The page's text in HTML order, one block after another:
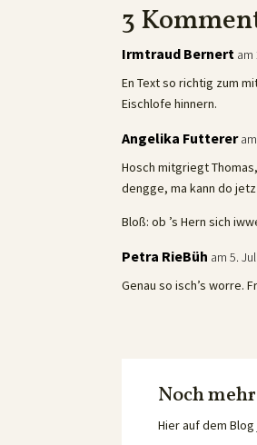
3
Irmtraud Bernert am
En Text so richtig zum
Eischlofe hinnern.
Angelika Futterer
Hosch mitgriegt
dengge, ma kann do
Bloß: ob ’s Hern sich
Petra RieBüh am 5.
Genau so isch’s worre.
Noch
Hier auf dem